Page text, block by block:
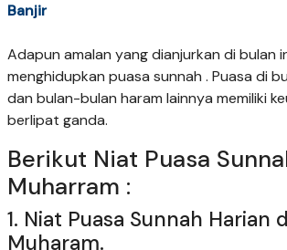
Banjir
Adapun amalan yang dianjurkan di bulan
menghidupkan puasa sunnah . Puasa di
dan bulan-bulan haram lainnya memiliki
berlipat ganda.
Berikut Niat Puasa
Muharram :
1. Niat Puasa Sunnah Harian
Muharam.